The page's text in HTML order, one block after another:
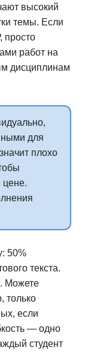
высокий
темы. Если
просто
работ на
дисциплинам
для
плохо
цене.
50%
текста.
Можете
только
если
— одно
студент